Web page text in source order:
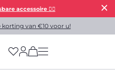
accessoire 👯‍♀️
van €10 voor u!
(has more options